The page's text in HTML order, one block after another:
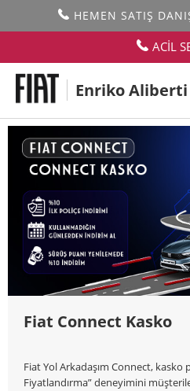
HEMEN SATIŞ
ACİL
Enriko Aliberti
SATIŞ SONRASI KAMPANYALARI
Fiat Connect Kasko
Fiat Yol Arkadaşım Connect, kasko
Fiyatlandırma” deneyimini